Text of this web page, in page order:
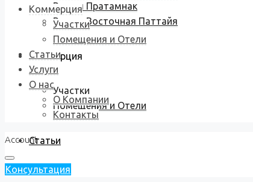
Виллы Пратамнак
Виллы Восточная Паттайя
Коммерция
Участки
Помещения и Отели
Статьи
Коммерция
Участки
Помещения и Отели
Статьи
Услуги
О нас
О Компании
Контакты
Account
Консультация